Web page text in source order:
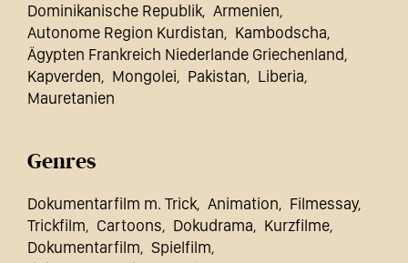
Dominikanische Republik Armenien
Autonome Region Kurdistan
Kambodscha
Ägypten Frankreich Niederlande Griechenland
Kapverden
Mongolei Pakistan
Liberia
Mauretanien
Genres
Dokumentarfilm m. Trick Animation
Filmessay
Trickfilm
Cartoons Dokudrama
Kurzfilme
Dokumentarfilm
Spielfilm